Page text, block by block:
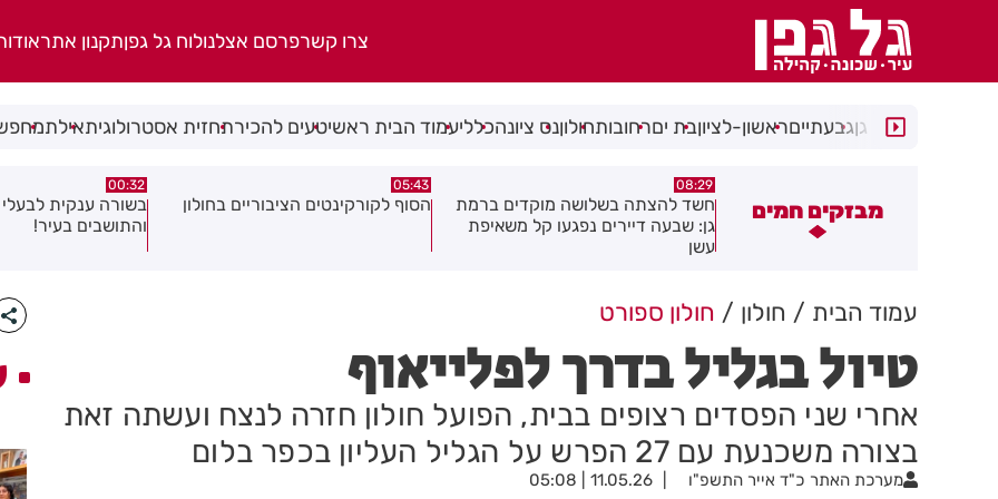
צרו קשרפרסם אצלנולוח גל גפןתקנון אתר
רמת גןגבעתייםראשון-לציוןבת יםרחובותחולוןנס ציונהכלליעמוד הבית ראשיטעים להכירתחזית אסטרולוגיתאילת
מבזקים חמים
חשד להצתה בשלושה מוקדים ברמת
גן: שבעה דיירים נפגעו קל משאיפת
05:43
הסוף לקורקינטים הציבוריים בחולון
00:32
בשורה ענקית לבעלי העסקים
06.08.26
תושב בת ים נעצר
של צעירה בת 18
עמוד הבית חולון חולון ספורט
טיול בגליל בדרך לפלייאוף
אחרי שני הפסדים רצופים בבית, הפועל חולון חזרה לנצח ועשתה זאת
בצורה משכנעת עם 27 הפרש על הגליל העליון בכפר בלום
מערכת האתר כ"ד אייר התשפ"ו 11.05.26 | 05:08